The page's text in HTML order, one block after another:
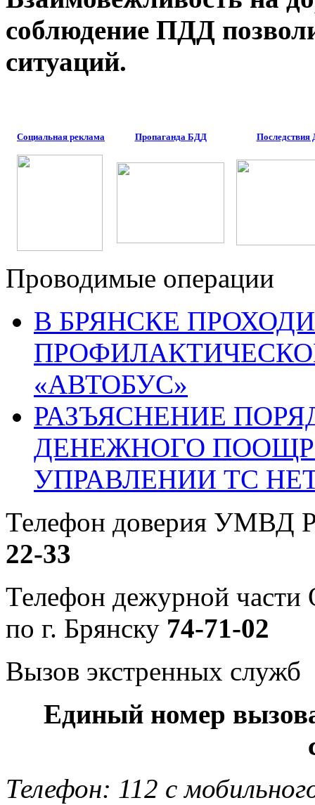
соблюдение ПДД
ситуаций.
Социальная реклама Пропаганда БДД
Проводимые операции
В БРЯНСКЕ
«АВТОБУС»
РАЗЪЯСНЕНИЕ
ДЕНЕЖНОГО
УПРАВЛЕНИИ ТС
Телефон доверия УМВД
22-33
Телефон дежурной
по г. Брянску 74-71-02
Вызов экстренных служб
Единый номер
Телефон: 112 с